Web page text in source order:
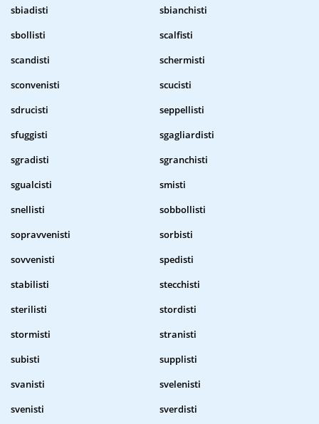
sbiadisti
sbianchisti
sbollisti
scalfisti
scandisti
schermisti
sconvenisti
scucisti
sdrucisti
seppellisti
sfuggisti
sgagliardisti
sgradisti
sgranchisti
sgualcisti
smisti
snellisti
sobbollisti
sopravvenisti
sorbisti
sovvenisti
spedisti
stabilisti
stecchisti
sterilisti
stordisti
stormisti
stranisti
subisti
supplisti
svanisti
svelenisti
svenisti
sverdisti